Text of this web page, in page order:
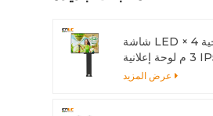
شاشة LED خارجية 4 ×
3 م لوحة إعلانية IP56
LED
عرض المزيد